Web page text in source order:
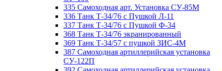
335 Самоходная арт. Установка СУ-85М
336 Танк Т-34/76 с Пушкой Л-11
337 Танк Т-34/76 с Пушкой Ф-34
368 Танк Т-34/76 экранированный
369 Танк Т-34/57 с пушкой ЗИС-4М
387 Самоходная артиллерийская установка
СУ-122П